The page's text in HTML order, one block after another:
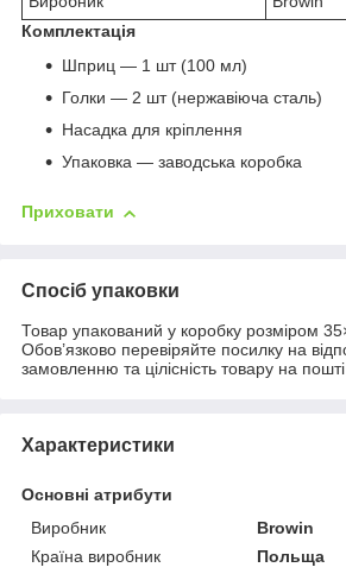
Комплектація
Шприц — 1 шт (100 мл)
Голки — 2 шт (нержавіюча сталь)
Насадка для кріплення
Упаковка — заводська коробка
Приховати
Спосіб упаковки
Товар упакований у коробку розміром
Обов’язково перевіряйте посилку на
замовленню та цілісність товару на пошті
Характеристики
Основні атрибути
Виробник
Browin
Країна виробник
Польща